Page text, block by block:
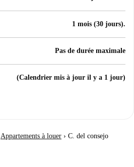
1 mois (30 jours).
Pas de durée maximale
(Calendrier mis à jour il y a 1 jour)
Appartements à louer › C. del consejo